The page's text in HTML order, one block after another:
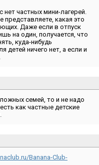
нет частных мини-лагерей.
какая это
Даже если в отпуск
на один, получается, что
куда-нибудь
детей ничего нет, а если и
семей, то и не надо
как частные детские
Banana-Club-